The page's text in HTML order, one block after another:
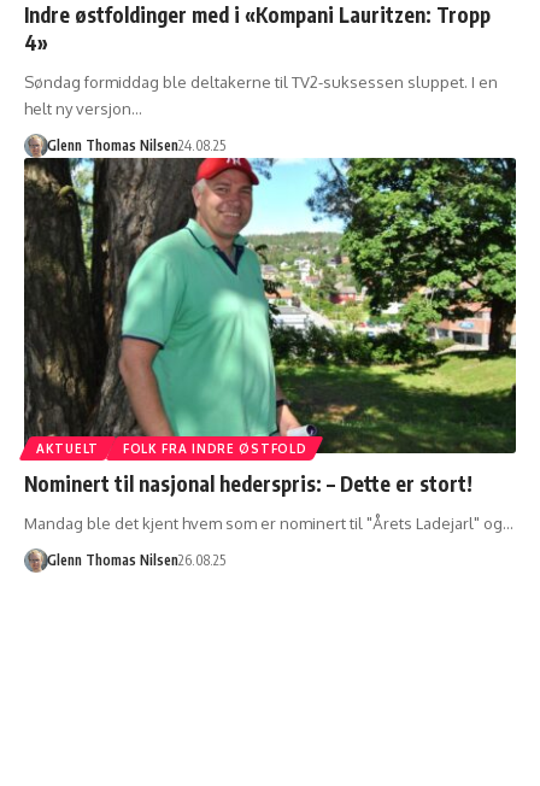
Indre østfoldinger med i «Kompani Lauritzen: Tropp
4»
Søndag formiddag ble deltakerne til TV2-suksessen sluppet. I en
helt ny versjon…
Glenn Thomas Nilsen24.08.25
AKTUELT FOLK FRA INDRE ØSTFOLD
Nominert til nasjonal hederspris: – Dette er stort!
Mandag ble det kjent hvem som er nominert til "Årets Ladejarl" og…
Glenn Thomas Nilsen26.08.25